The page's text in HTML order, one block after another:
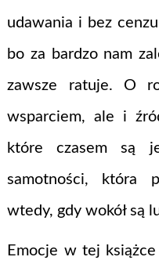
udawania i bez
bo za bardzo nam
zawsze ratuje. O
wsparciem, ale i
które czasem są
samotności, która
wtedy, gdy wokół są
Emocje w tej